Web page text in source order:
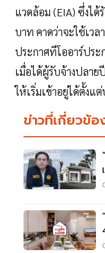
แวดล้อม (EIA) ซึ่งได้
บาท คาดว่าจะใช้เว
ประกาศทีโออาร์ประ
เมื่อได้ผู้รับจ้างปลาย
ให้เริ่มเข้าอยู่ได้ตั้ง
ข่าวที่เกี่ยวข้อ